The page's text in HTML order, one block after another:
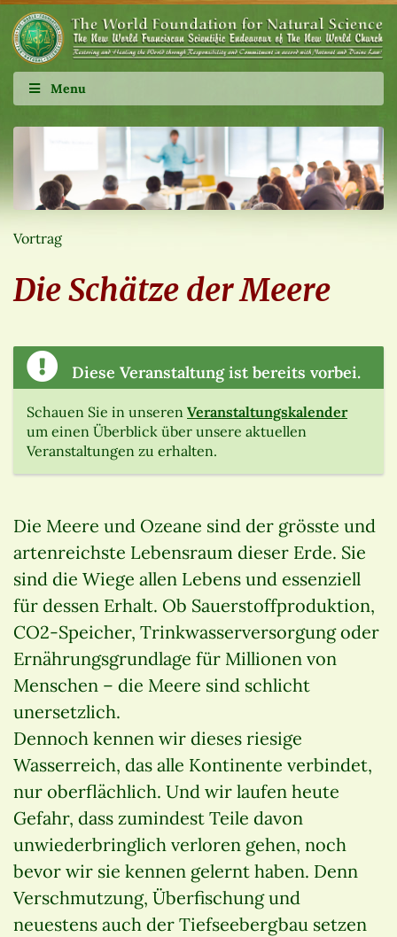
Menu
Vortrag
Die Schätze der Meere
Diese Veranstaltung ist bereits vorbei.
Schauen Sie in unseren Veranstaltungskalender
um einen Überblick über unsere aktuellen
Veranstaltungen zu erhalten.
Die Meere und Ozeane sind der grösste und
artenreichste Lebensraum dieser Erde. Sie
sind die Wiege allen Lebens und essenziell
für dessen Erhalt. Ob Sauerstoffproduktion,
CO2-Speicher, Trinkwasserversorgung oder
Ernährungsgrundlage für Millionen von
Menschen – die Meere sind schlicht
unersetzlich.
Dennoch kennen wir dieses riesige
Wasserreich, das alle Kontinente verbindet,
nur oberflächlich. Und wir laufen heute
Gefahr, dass zumindest Teile davon
unwiederbringlich verloren gehen, noch
bevor wir sie kennen gelernt haben. Denn
Verschmutzung, Überfischung und
neuestens auch der Tiefseebergbau setzen